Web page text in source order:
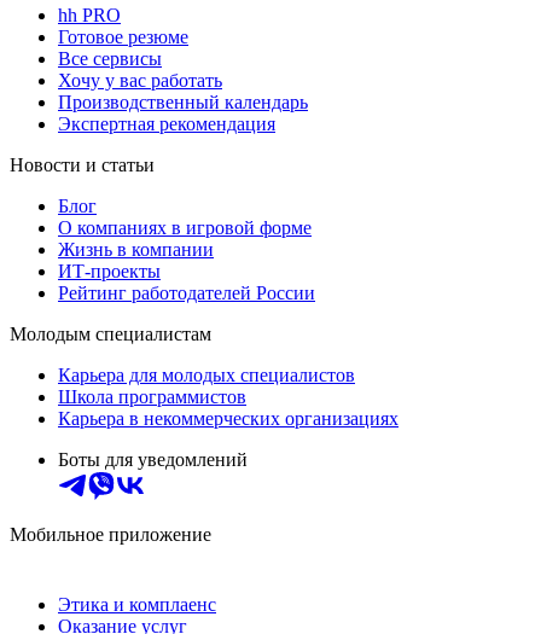
hh PRO
Готовое резюме
Все сервисы
Хочу у вас работать
Производственный календарь
Экспертная рекомендация
Новости и статьи
Блог
О компаниях в игровой форме
Жизнь в компании
ИТ-проекты
Рейтинг работодателей России
Молодым специалистам
Карьера для молодых специалистов
Школа программистов
Карьера в некоммерческих организациях
Боты для уведомлений
Мобильное приложение
Этика и комплаенс
Оказание услуг